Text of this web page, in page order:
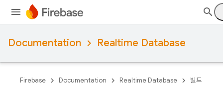
Documentation Realtime Database
Firebase Documentation Realtime Database 빌드